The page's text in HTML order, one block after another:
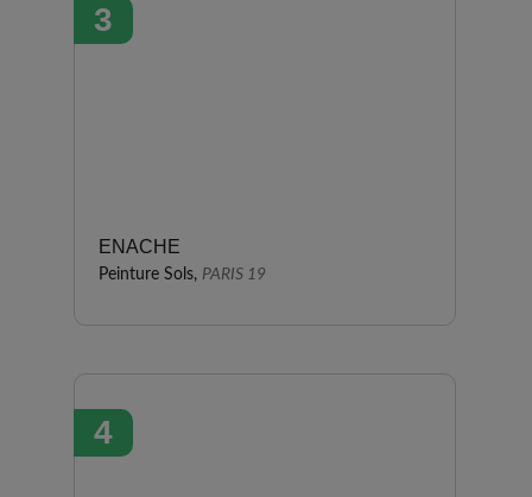
3
ENACHE
Peinture Sols, PARIS 19
4